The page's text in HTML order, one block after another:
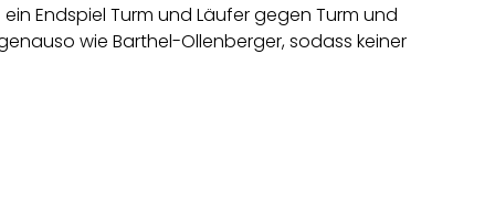
Endspiel Turm und Läufer gegen Turm und
wie Barthel-Ollenberger, sodass keiner